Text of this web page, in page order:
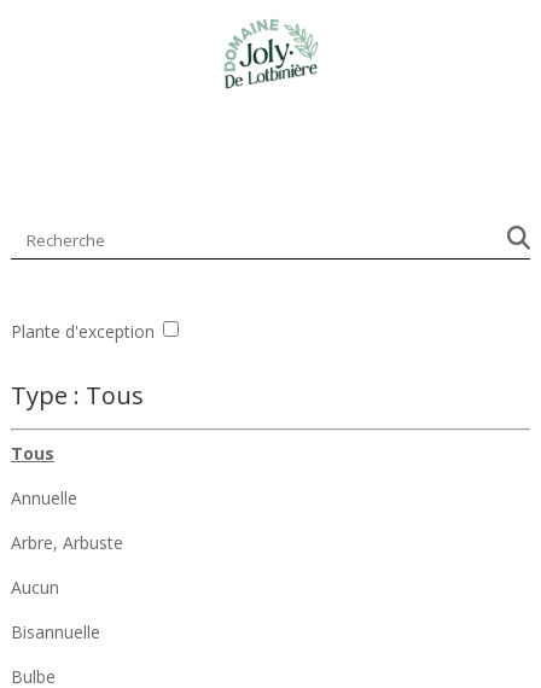
Plante d'exception
Type : Tous
Tous
Annuelle
Arbre, Arbuste
Aucun
Bisannuelle
Bulbe